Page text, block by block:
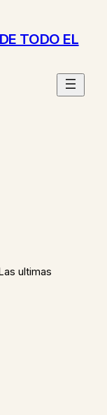
TODO EL
ultimas